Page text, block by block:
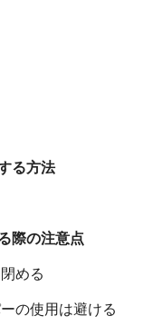
る方法
際の注意点
める
の使用は避ける